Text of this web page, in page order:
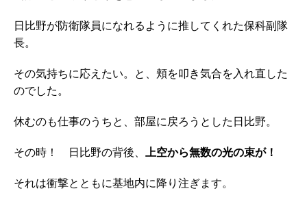
日比野が防衛隊員になれるように推してくれた保科副隊
長。
その気持ちに応えたい。と、頬を叩き気合を入れ直した
のでした。
休むのも仕事のうちと、部屋に戻ろうとした日比野。
その時！ 日比野の背後、 上空から無数の光の束が！
それは衝撃とともに基地内に降り注ぎます。